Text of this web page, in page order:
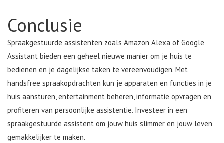
Conclusie
Spraakgestuurde assistenten zoals Amazon Alexa of Google
Assistant bieden een geheel nieuwe manier om je huis te
bedienen en je dagelijkse taken te vereenvoudigen. Met
handsfree spraakopdrachten kun je apparaten en functies in je
huis aansturen, entertainment beheren, informatie opvragen en
profiteren van persoonlijke assistentie. Investeer in een
spraakgestuurde assistent om jouw huis slimmer en jouw leven
gemakkelijker te maken.